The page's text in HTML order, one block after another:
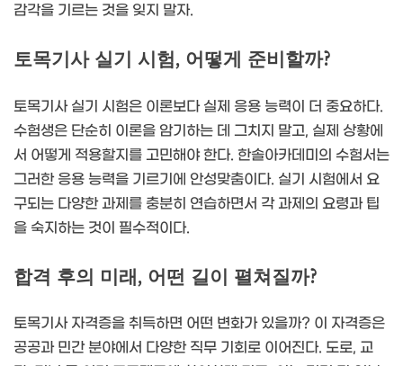
감각을 기르는 것을 잊지 말자.
토목기사 실기 시험, 어떻게 준비할까?
토목기사 실기 시험은 이론보다 실제 응용 능력이 더 중요하다.
수험생은 단순히 이론을 암기하는 데 그치지 말고, 실제 상황에
서 어떻게 적용할지를 고민해야 한다. 한솔아카데미의 수험서는
그러한 응용 능력을 기르기에 안성맞춤이다. 실기 시험에서 요
구되는 다양한 과제를 충분히 연습하면서 각 과제의 요령과 팁
을 숙지하는 것이 필수적이다.
합격 후의 미래, 어떤 길이 펼쳐질까?
토목기사 자격증을 취득하면 어떤 변화가 있을까? 이 자격증은
공공과 민간 분야에서 다양한 직무 기회로 이어진다. 도로, 교